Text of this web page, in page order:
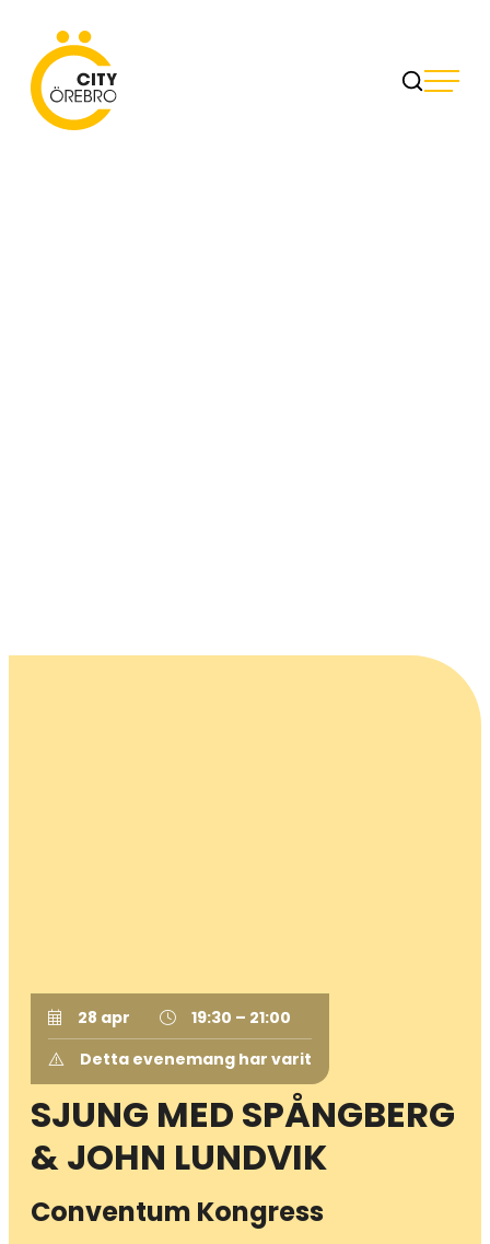
content
City Örebro
28 apr
19:30 – 21:00
Detta evenemang har varit
SJUNG MED SPÅNGBERG
& JOHN LUNDVIK
Conventum Kongress